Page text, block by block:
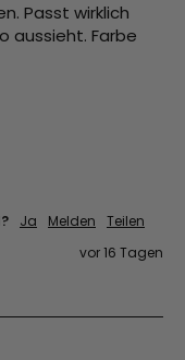
Passt wirklich
aussieht. Farbe
Ja Melden
Teilen
vor 16 Tagen